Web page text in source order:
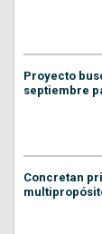
Proyecto
septiembre
Concretan